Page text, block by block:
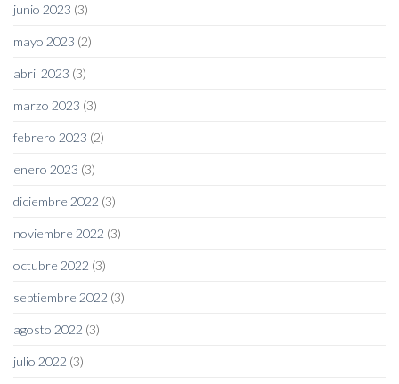
junio 2023 (3)
mayo 2023 (2)
abril 2023 (3)
marzo 2023 (3)
febrero 2023 (2)
enero 2023 (3)
diciembre 2022 (3)
noviembre 2022 (3)
octubre 2022 (3)
septiembre 2022 (3)
agosto 2022 (3)
julio 2022 (3)